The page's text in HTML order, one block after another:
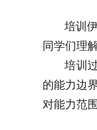
培训
同学们理
培训
的能力边
对能力范